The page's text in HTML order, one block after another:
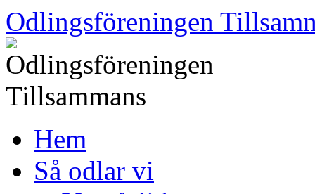
Skip
to
content
Odlingsföreningen
Hem
Så odlar vi